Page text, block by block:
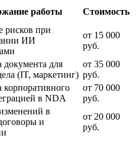
работы Стоимость
рисков при
ИИ
от 15 000
руб.
документа для
(IT, маркетинг)
от 35 000
руб.
корпоративного
в NDA
от 70 000
руб.
в
и
от 20 000
руб.